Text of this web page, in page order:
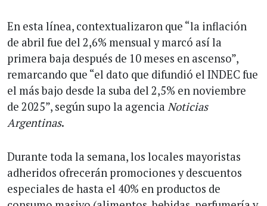
En esta línea, contextualizaron que “la inflación
de abril fue del 2,6% mensual y marcó así la
primera baja después de 10 meses en ascenso”,
remarcando que “el dato que difundió el INDEC fue
el más bajo desde la suba del 2,5% en noviembre
de 2025”, según supo la agencia Noticias
Argentinas.
Durante toda la semana, los locales mayoristas
adheridos ofrecerán promociones y descuentos
especiales de hasta el 40% en productos de